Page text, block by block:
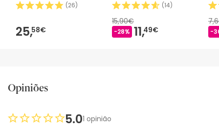
(26)
25,58€
(14)
15,90€
-28% 11,49€ -
Opiniões
5.01 opinião